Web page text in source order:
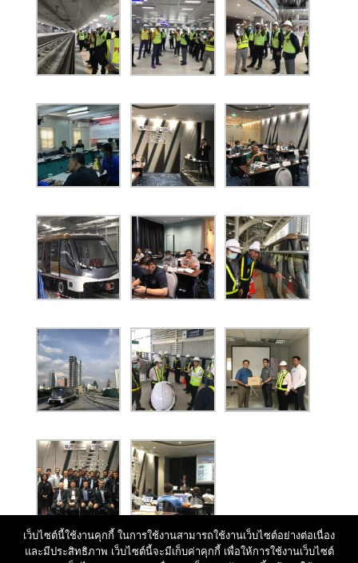
เว็บไซต์นี้ใช้งานคุกกี้ ในการใช้งานสามารถใช้งานเว็บไซต์อย่างต่อเนื่อง
และมีประสิทธิภาพ เว็บไซต์นี้จะมีเก็บค่าคุกกี้ เพื่อให้การใช้งานเว็บไซต์